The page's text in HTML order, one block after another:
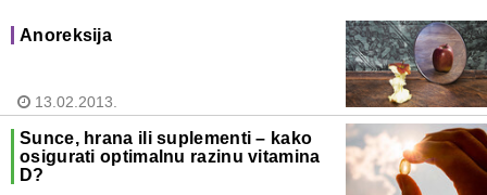
Anoreksija
13.02.2013.
Sunce, hrana ili suplementi – kako
osigurati optimalnu razinu vitamina
D?